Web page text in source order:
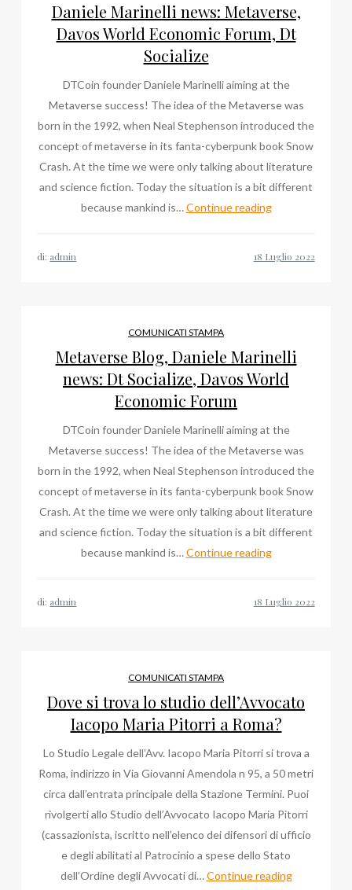
volte
che
abbiamo
parlato
Daniele Marinelli news: Metaverse,
Davos World Economic Forum, Dt
Socialize
DTCoin founder Daniele Marinelli aiming at the
Metaverse success! The idea of the Metaverse was
born in the 1992, when Neal Stephenson introduced the
concept of metaverse in its fanta-cyberpunk book Snow
Crash. At the time we were only talking about literature
and science fiction. Today the situation is a bit different
because mankind is…Continue readingDaniele
Forum,
Dt
Socialize
di: admin
COMUNICATI STAMPA
Metaverse Blog, Daniele Marinelli
news: Dt Socialize, Davos World
Economic Forum
DTCoin founder Daniele Marinelli aiming at the
Metaverse success! The idea of the Metaverse was
born in the 1992, when Neal Stephenson introduced the
concept of metaverse in its fanta-cyberpunk book Snow
Crash. At the time we were only talking about literature
and science fiction. Today the situation is a bit different
because mankind is…Continue readingMetaverse
Davos
World
Economic
Forum
di: admin
COMUNICATI STAMPA
Dove si trova lo studio dell’Avvocato
Iacopo Maria Pitorri a Roma?
Lo Studio Legale dell’Avv. Iacopo Maria Pitorri si trova a
Roma, indirizzo in Via Giovanni Amendola n 95, a 50 metri
circa dall’entrata principale della Stazione Termini. Puoi
rivolgerti allo Studio dell’Avvocato Iacopo Maria Pitorri
(cassazionista, iscritto nell’elenco dei difensori di ufficio
e degli abilitati al Patrocinio a spese dello Stato
dell’Ordine degli Avvocati di…Continue readingDove